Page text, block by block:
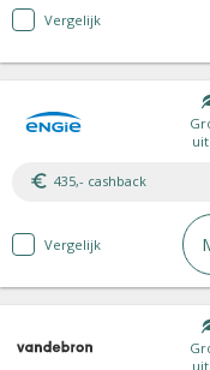
Vergelijk
435,- cashback
Vergelijk
uit